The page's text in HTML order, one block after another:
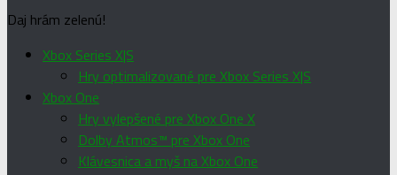
Daj hrám zelenú!
Xbox Series X|S
Hry optimalizované pre Xbox Series X|S
Xbox One
Hry vylepšené pre Xbox One X
Dolby Atmos™ pre Xbox One
Klávesnica a myš na Xbox One